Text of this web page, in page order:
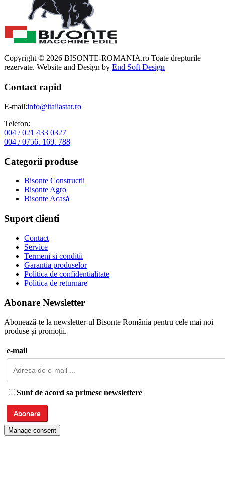
Copyright © 2026 BISONTE-ROMANIA.ro Toate drepturile
rezervate. Website and Design by End Soft Design
Contact rapid
E-mail:info@italiastar.ro
Telefon:
004 / 021 433 0327
004 / 0756. 169. 788
Categorii produse
Bisonte Constructii
Bisonte Agro
Bisonte Acasă
Suport clienti
Contact
Service
Termeni si conditii
Garantia produselor
Politica de confidentialitate
Politica de returnare
Abonare Newsletter
Abonează-te la newsletter-ul Bisonte România pentru cele mai noi
produse și promoții.
e-mail
Sunt de acord sa primesc newslettere
Manage consent